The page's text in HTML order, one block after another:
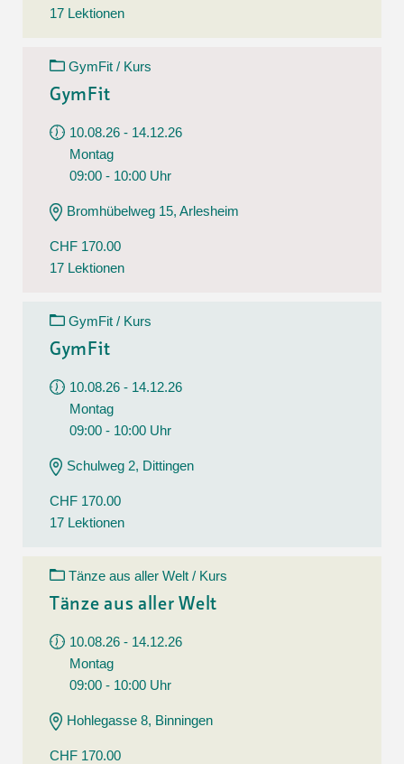
17 Lektionen
GymFit / Kurs
GymFit
10.08.26 - 14.12.26
Montag
09:00 - 10:00 Uhr
Bromhübelweg 15, Arlesheim
CHF 170.00
17 Lektionen
GymFit / Kurs
GymFit
10.08.26 - 14.12.26
Montag
09:00 - 10:00 Uhr
Schulweg 2, Dittingen
CHF 170.00
17 Lektionen
Tänze aus aller Welt / Kurs
Tänze aus aller Welt
10.08.26 - 14.12.26
Montag
09:00 - 10:00 Uhr
Hohlegasse 8, Binningen
CHF 170.00